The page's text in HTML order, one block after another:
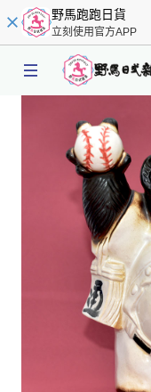
野馬跑跑日貨
立刻使用官方APP